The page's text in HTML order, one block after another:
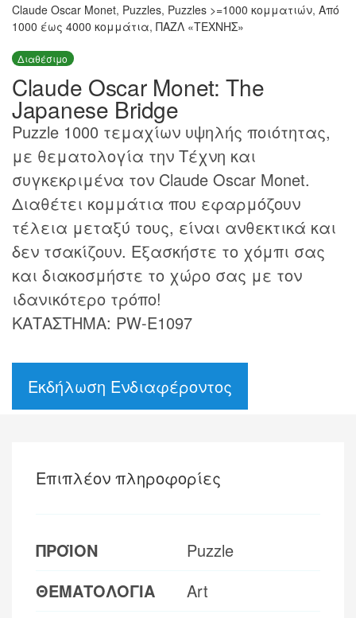
Claude Oscar Monet, Puzzles, Puzzles >=1000 κομματιών, Από
1000 έως 4000 κομμάτια, ΠΑΖΛ «ΤΕΧΝΗΣ»
Διαθέσιμο
Claude Oscar Monet: The
Japanese Bridge
Puzzle 1000 τεμαχίων υψηλής ποιότητας,
με θεματολογία την Τέχνη και
συγκεκριμένα τον Claude Oscar Monet.
Διαθέτει κομμάτια που εφαρμόζουν
τέλεια μεταξύ τους, είναι ανθεκτικά και
δεν τσακίζουν. Εξασκήστε το χόμπι σας
και διακοσμήστε το χώρο σας με τον
ιδανικότερο τρόπο!
ΚΑΤΑΣΤΗΜΑ: PW-E1097
Εκδήλωση Ενδιαφέροντος
Επιπλέον πληροφορίες
ΠΡΟΪΟΝ
Puzzle
ΘΕΜΑΤΟΛΟΓΙΑ
Art